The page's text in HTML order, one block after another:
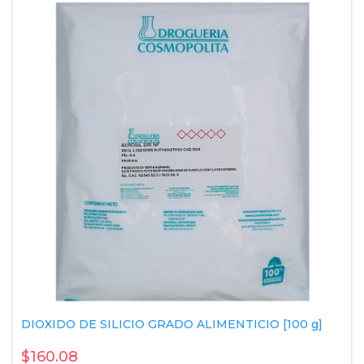
DIOXIDO DE SILICIO GRADO ALIMENTICIO [100 g]
$160.08